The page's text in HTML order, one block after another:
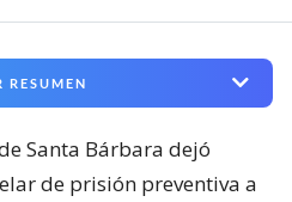
RESUMEN
Santa Bárbara dejó
de prisión preventiva a